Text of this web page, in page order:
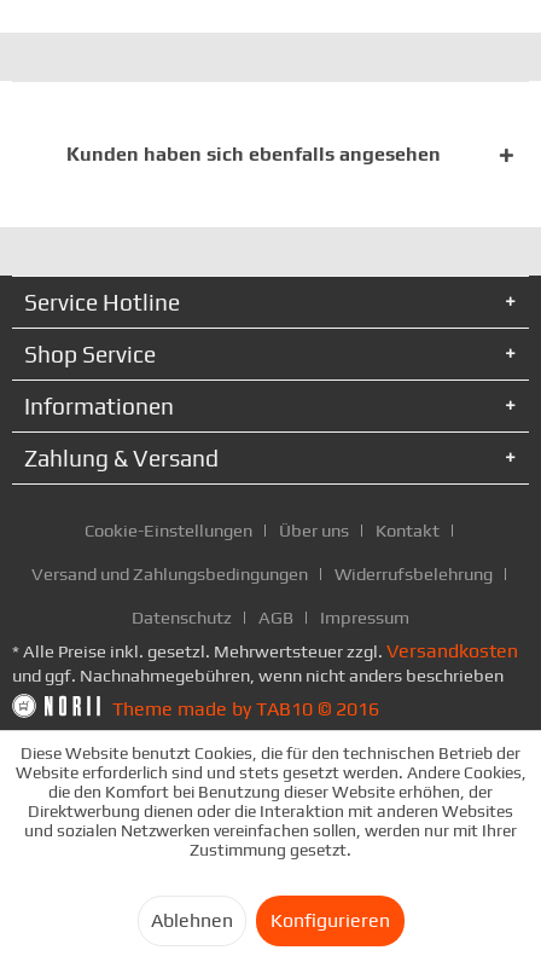
Kunden haben sich ebenfalls angesehen
Service Hotline
Shop Service
Informationen
Zahlung & Versand
Cookie-Einstellungen Über uns Kontakt
Versand und Zahlungsbedingungen Widerrufsbelehrung
Datenschutz AGB
Impressum
* Alle Preise inkl. gesetzl. Mehrwertsteuer zzgl. Versandkosten
und ggf. Nachnahmegebühren, wenn nicht anders beschrieben
Theme made by TAB10 © 2016
Diese Website benutzt Cookies, die für den technischen Betrieb der
Website erforderlich sind und stets gesetzt werden. Andere Cookies,
die den Komfort bei Benutzung dieser Website erhöhen, der
Direktwerbung dienen oder die Interaktion mit anderen Websites
und sozialen Netzwerken vereinfachen sollen, werden nur mit Ihrer
Zustimmung gesetzt.
Ablehnen Konfigurieren